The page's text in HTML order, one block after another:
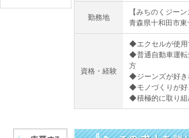
勤務地
【みちのくジー
青森県十和田市
資格・経験
◆エクセルが使用
◆普通自動車運転
方
◆ジーンズが好き
◆モノづくりが好
◆積極的に取り組